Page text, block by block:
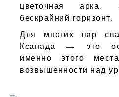
цветочная
бескрайний горизонт.
Для многих пар
Ксанада — это
именно этого
возвышенности над